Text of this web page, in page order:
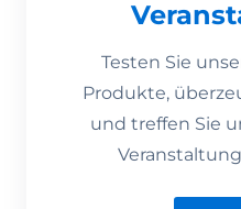
Testen Sie
Produkte,
und treffen Sie